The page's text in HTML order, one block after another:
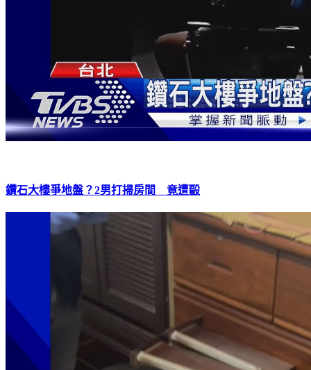
鑽石大樓爭地盤？2男打掃房間 竟遭毆